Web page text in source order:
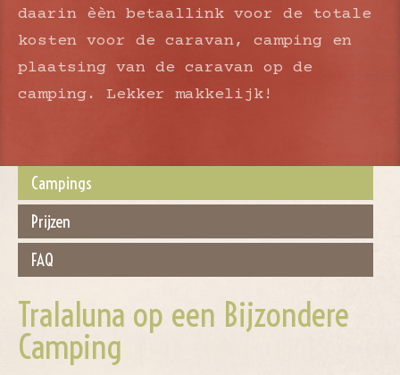
daarin èèn betaallink voor de totale
kosten voor de caravan, camping en
plaatsing van de caravan op de
camping. Lekker makkelijk!
Campings
Prijzen
FAQ
Tralaluna op een Bijzondere
Camping